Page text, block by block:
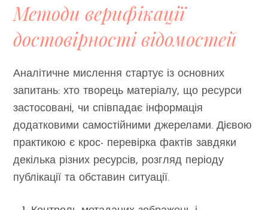
Методи верифікації
достовірності відомостей
Аналітичне мислення стартує із основних
запитань: хто творець матеріалу, що ресурси
застосовані, чи співпадає інформація
додатковими самостійними джерелами. Дієвою
практикою є крос- перевірка фактів завдяки
декілька різних ресурсів, розгляд періоду
публікації та обставин ситуації.